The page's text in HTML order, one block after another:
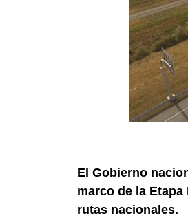
El Gobierno
marco de la
rutas nacionales.